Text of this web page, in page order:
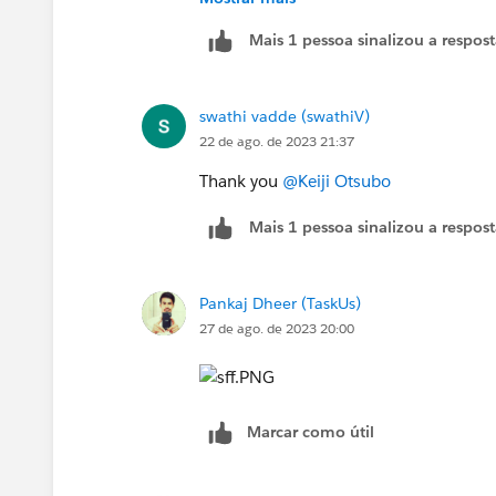
Mais 1 pessoa sinalizou a
swathi vadde (swathiV)
22 de ago. de 2023 21:37
Thank you @Keiji Otsubo
Mais 1 pessoa sinalizou a
Pankaj Dheer (TaskUs)
27 de ago. de 2023 20:00
Marcar como útil